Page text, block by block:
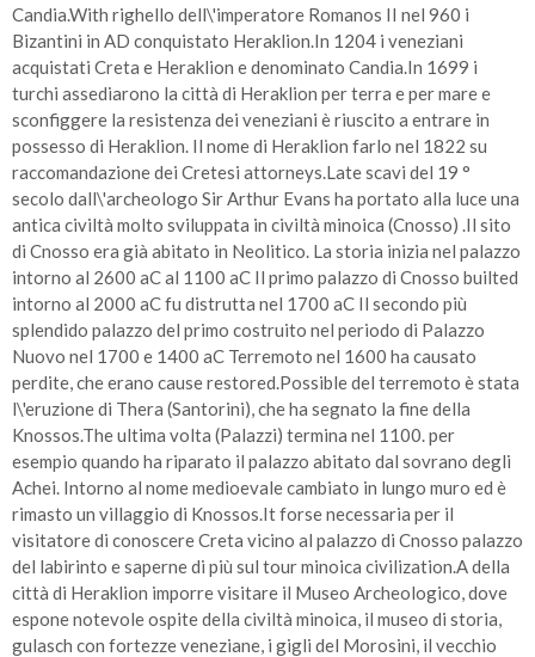
Candia.With righello dell\'imperatore Romanos II nel 960 i
Bizantini in AD conquistato Heraklion.In 1204 i veneziani
acquistati Creta e Heraklion e denominato Candia.In 1699 i
turchi assediarono la città di Heraklion per terra e per mare e
sconfiggere la resistenza dei veneziani è riuscito a entrare in
possesso di Heraklion. Il nome di Heraklion farlo nel 1822 su
raccomandazione dei Cretesi attorneys.Late scavi del 19 °
secolo dall\'archeologo Sir Arthur Evans ha portato alla luce una
antica civiltà molto sviluppata in civiltà minoica (Cnosso) .Il sito
di Cnosso era già abitato in Neolitico. La storia inizia nel palazzo
intorno al 2600 aC al 1100 aC Il primo palazzo di Cnosso builted
intorno al 2000 aC fu distrutta nel 1700 aC Il secondo più
splendido palazzo del primo costruito nel periodo di Palazzo
Nuovo nel 1700 e 1400 aC Terremoto nel 1600 ha causato
perdite, che erano cause restored.Possible del terremoto è stata
l\'eruzione di Thera (Santorini), che ha segnato la fine della
Knossos.The ultima volta (Palazzi) termina nel 1100. per
esempio quando ha riparato il palazzo abitato dal sovrano degli
Achei. Intorno al nome medioevale cambiato in lungo muro ed è
rimasto un villaggio di Knossos.It forse necessaria per il
visitatore di conoscere Creta vicino al palazzo di Cnosso palazzo
del labirinto e saperne di più sul tour minoica civilization.A della
città di Heraklion imporre visitare il Museo Archeologico, dove
espone notevole ospite della civiltà minoica, il museo di storia,
gulasch con fortezze veneziane, i gigli del Morosini, il vecchio